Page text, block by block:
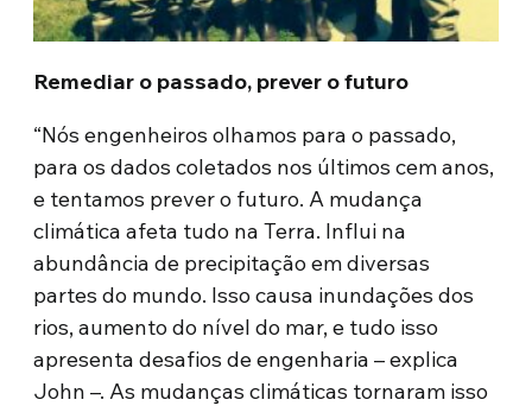
Remediar o passado, prever o futuro
“Nós engenheiros olhamos para o passado,
para os dados coletados nos últimos cem anos,
e tentamos prever o futuro. A mudança
climática afeta tudo na Terra. Influi na
abundância de precipitação em diversas
partes do mundo. Isso causa inundações dos
rios, aumento do nível do mar, e tudo isso
apresenta desafios de engenharia – explica
John –. As mudanças climáticas tornaram isso